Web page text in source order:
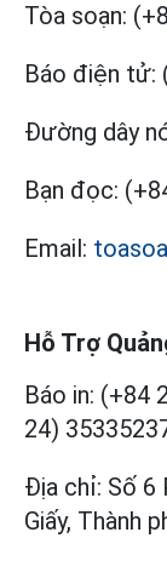
Tòa soạn:
Báo điện tử:
Đường dây
Bạn đọc:
Email:
Hỗ Trợ
Báo in: (+84
24)
Địa chỉ: Số 6
Giấy, Thành